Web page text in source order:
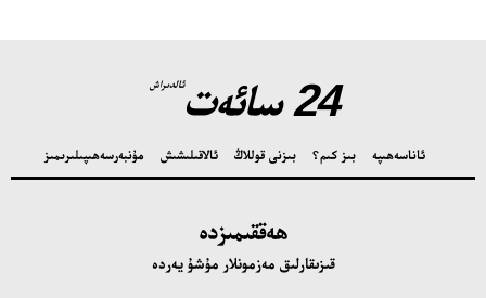
24 سائەت ئالدىراش
ئاناسەھىپە بىز كىم؟ بىزنى قوللاڭ ئالاقىلىشىش مۇنبەرسەھىپىلىرىمىز
ھەققىمىزدە
قىزىقارلىق مەزمونلار مۇشۇ يەردە